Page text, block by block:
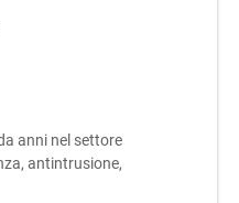
anni nel settore
antintrusione,
Senior da